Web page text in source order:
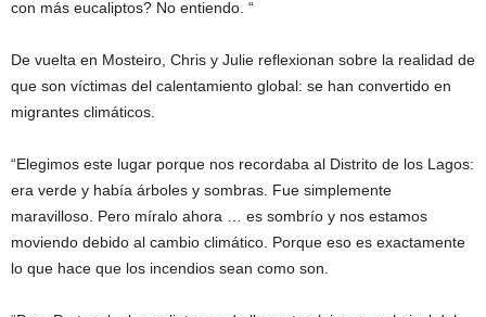
con más eucaliptos? No entiendo. “
De vuelta en Mosteiro, Chris y Julie reflexionan sobre la realidad de
que son víctimas del calentamiento global: se han convertido en
migrantes climáticos.
“Elegimos este lugar porque nos recordaba al Distrito de los Lagos:
era verde y había árboles y sombras. Fue simplemente
maravilloso. Pero míralo ahora … es sombrío y nos estamos
moviendo debido al cambio climático. Porque eso es exactamente
lo que hace que los incendios sean como son.